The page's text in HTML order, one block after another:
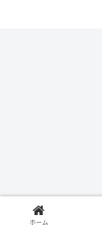
ホーム